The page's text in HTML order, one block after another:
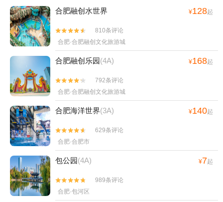
合肥融创水世界 ¥128起


810条评论
合肥·合肥融创文化旅游城
合肥融创乐园(4A) ¥168起


792条评论
合肥·合肥融创文化旅游城
合肥海洋世界(3A) ¥140起


629条评论
合肥·合肥市
包公园(4A) ¥7起


989条评论
合肥·包河区